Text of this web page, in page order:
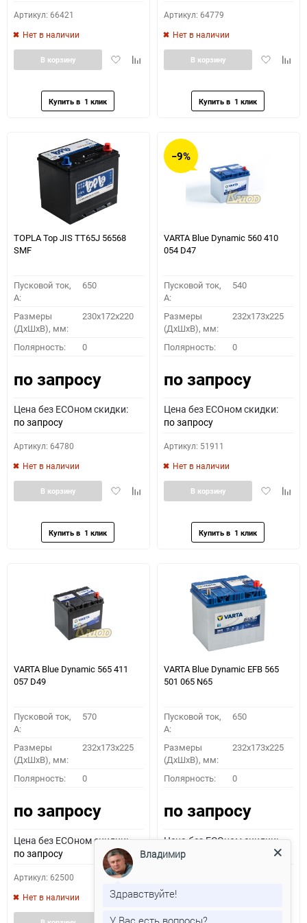
Артикул: 66421
Нет в наличии
ДобавитьДобавить
В корзину
Артикул: 64779
Нет в наличии
Добавить
В корзину
TOPLA Top JIS TT65J 56568
SMF
Пусковой ток,
A:
650
Размеры
(ДхШхВ), мм:
230x172x220
Полярность: 0
по запросу
Цена без ECOном скидки:
по запросу
Артикул: 64780
Нет в наличии
ДобавитьДобавить
В корзину
−9%
VARTA Blue Dynamic 560 410
054 D47
Пусковой ток,
A:
540
Размеры
(ДхШхВ), мм:
232x173x225
Полярность: 0
по запросу
Цена без ECOном скидки:
по запросу
Артикул: 51911
Нет в наличии
Добавить
В корзину
VARTA Blue Dynamic 565 411
057 D49
Пусковой ток,
A:
570
Размеры
(ДхШхВ), мм:
232x173x225
Полярность: 0
по запросу
Цена без ECOном скидки:
по запросу
Артикул: 62500
Нет в наличии
VARTA Blue Dynamic EFB 565
501 065 N65
Пусковой ток,
A:
650
Размеры
(ДхШхВ), мм:
232x173x225
Полярность: 0
по запросу
Цена без ECOном скидки:
по запросу
Нет в наличии
Владимир
Здравствуйте!
У Вас есть вопросы?